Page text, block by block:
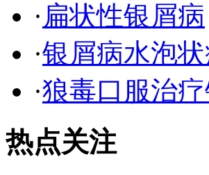
· 扁状性银屑病
·银屑病水泡
·狼毒口服治
热点关注